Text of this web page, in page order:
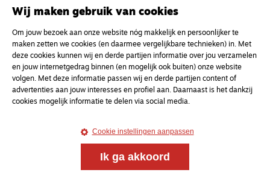
MagazineOnderweg
Onderweg is een platform voor ontmoeting, vorming
en gesprek voor christenen onderweg, in het bijzonder
voor de Nederlandse Gereformeerde Kerken.
Kvk-nummer 33277063
NL46 INGB 0117 5827 86
info@onderwegonline.nl
Wij maken gebruik van cookies
Om jouw bezoek aan onze website nóg makkelijk en persoonlijker te
maken zetten we cookies (en daarmee vergelijkbare technieken) in. Met
deze cookies kunnen wij en derde partijen informatie over jou verzamelen
en jouw internetgedrag binnen (en mogelijk ook buiten) onze website
volgen. Met deze informatie passen wij en derde partijen content of
advertenties aan jouw interesses en profiel aan. Daarnaast is het dankzij
cookies mogelijk informatie te delen via social media.
Cookie instellingen aanpassen
Ik ga akkoord